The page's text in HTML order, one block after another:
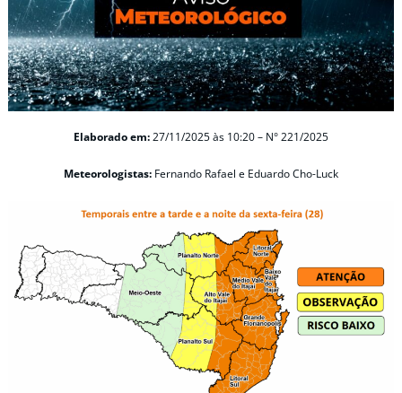
Elaborado em:27/11/2025 às 10:20 – N° 221/2025
Meteorologistas: Fernando Rafael e Eduardo Cho-Luck